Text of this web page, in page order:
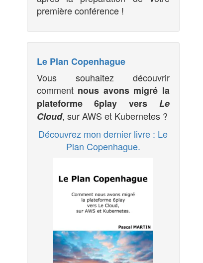
première conférence !
Le Plan Copenhague
Vous souhaitez découvrir
comment nous avons migré la
plateforme 6play vers Le
Cloud, sur AWS et Kubernetes ?
Découvrez mon dernier livre : Le
Plan Copenhague.